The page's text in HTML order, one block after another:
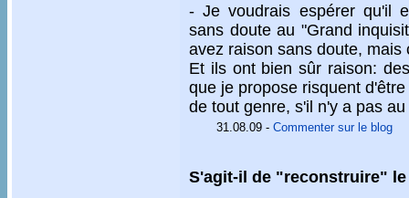
- Je voudrais espérer qu'il
sans doute au "Grand
avez raison sans doute,
Et ils ont bien sûr raison:
que je propose risquent
de tout genre, s'il n'y a pas
31.08.09 - Commenter sur le blog
S'agit-il de "reconstruire"